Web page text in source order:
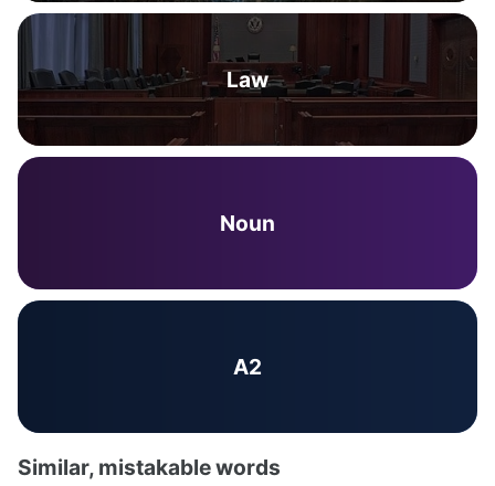
Law
Noun
A2
Similar, mistakable words